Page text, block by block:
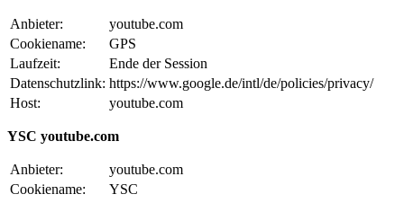
Anbieter:
youtube.com
Cookiename:
GPS
Laufzeit:
Ende der Session
Datenschutzlink: https://www.google.de/intl/de/policies/privacy/
Host:
youtube.com
YSC youtube.com
Anbieter:
youtube.com
Cookiename:
YSC